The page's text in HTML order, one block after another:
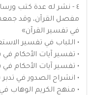
٤ - نشر له عدة كتب
مفصل القرآن، وقد
في تفسير القرآن»
• اللباب في تفسير
• تفسير آيات الأحكام
• تفسير آيات الأحكام في
• انشراح الصدور في تدبر
• منهج الكريم الوهاب